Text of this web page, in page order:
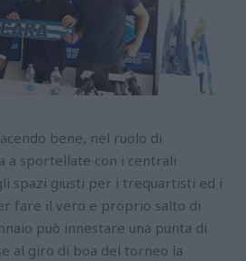
bene, nel ruolo di
a sportellate con i centrali
spazi giusti per i trequartisti ed i
fare il vero e proprio salto di
può innestare una punta di
al giro di boa del torneo la